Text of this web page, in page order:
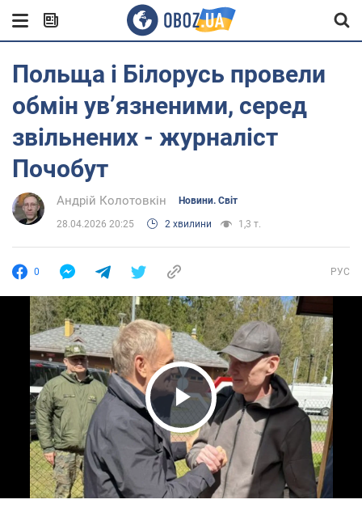
Польща і Білорусь провели
обмін ув’язненими, серед
звільнених - журналіст
Почобут
Андрій Колотовкін Новини. Світ
28.04.2026 20:25 2 хвилини 1,3 т.
0 РУС
Play Video